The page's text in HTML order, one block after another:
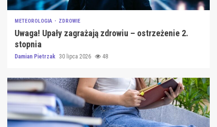
METEOROLOGIA ZDROWIE
Uwaga! Upały zagrażają zdrowiu – ostrzeżenie 2.
stopnia
Damian Pietrzak 30 lipca 2026 48